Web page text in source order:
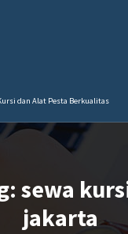
dan Alat Pesta Berkualitas
sewa
jakarta